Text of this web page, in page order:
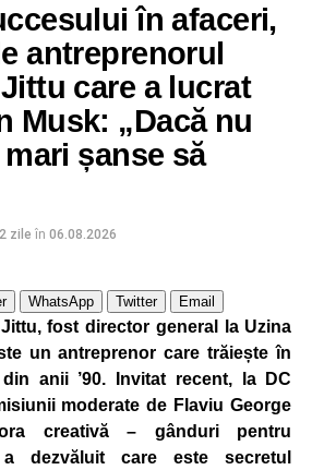
în afaceri,
antreprenorul
care a lucrat
Musk: „Dacă nu
șanse să
zile în 06.08.2026
WhatsApp Twitter Email
fost director general la Uzina
un antreprenor care trăiește în
anii ’90. Invitat recent, la DC
moderate de Flaviu George
creativă – gânduri pentru
dezvăluit care este secretul